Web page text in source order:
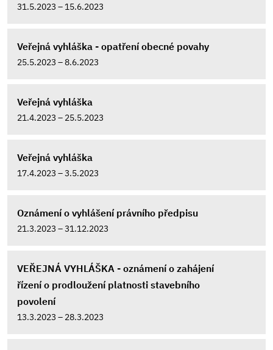
31.5.2023 – 15.6.2023
Veřejná vyhláška - opatření obecné povahy
25.5.2023 – 8.6.2023
Veřejná vyhláška
21.4.2023 – 25.5.2023
Veřejná vyhláška
17.4.2023 – 3.5.2023
Oznámení o vyhlášení právního předpisu
21.3.2023 – 31.12.2023
VEŘEJNÁ VYHLÁŠKA - oznámení o zahájení
řízení o prodloužení platnosti stavebního
povolení
13.3.2023 – 28.3.2023